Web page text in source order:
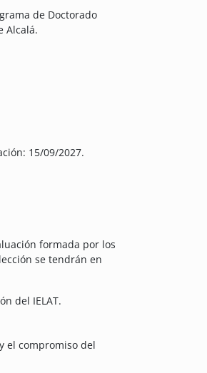
de Doctorado
Alcalá.
15/09/2027.
formada por los
se tendrán en
del IELAT.
el compromiso del